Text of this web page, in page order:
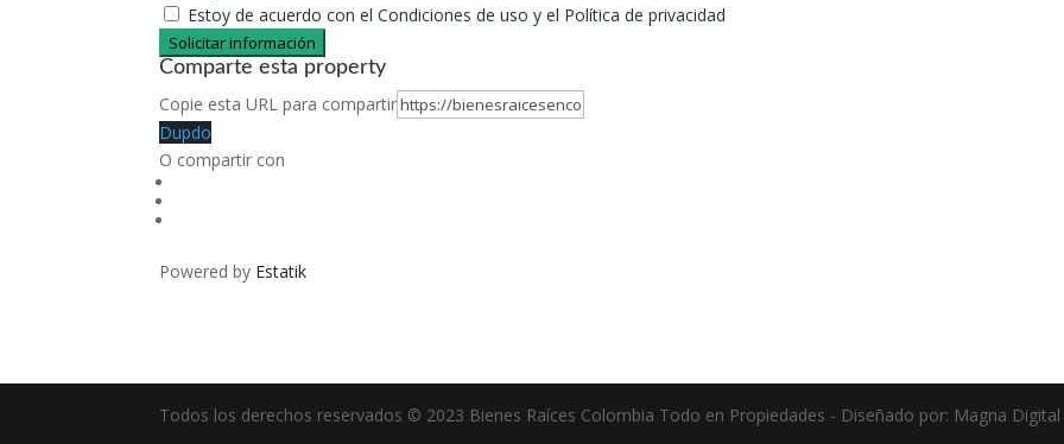
Estoy de acuerdo con el Condiciones de uso y el Política de privacidad
Solicitar información
Comparte esta property
Copie esta URL para compartir
Dupdo
O compartir con
Powered by Estatik
Todos los derechos reservados © 2023 Bienes Raíces Colombia Todo en Propiedades - Diseñado por: Magna Digital